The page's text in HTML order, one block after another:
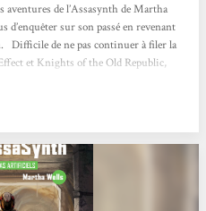
aventures de l’Assasynth de Martha
d’enquêter sur son passé en revenant
Difficile de ne pas continuer à filer la
et Knights of the Old Republic,
espaces de restauration et dans